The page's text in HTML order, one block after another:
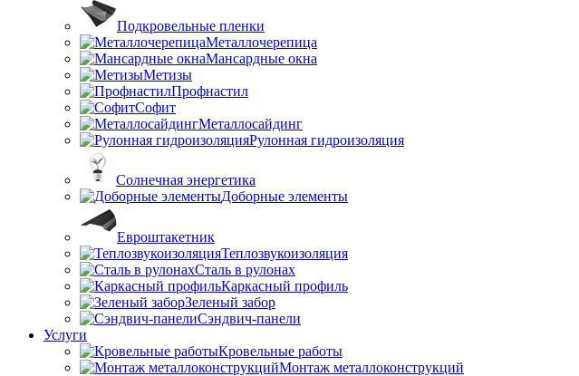
Подкровельные пленки
Металлочерепица
Мансардные окна
Метизы
Профнастил
Софит
Металлосайдинг
Рулонная гидроизоляция
Солнечная энергетика
Доборные элементы
Евроштакетник
Теплозвукоизоляция
Сталь в рулонах
Каркасный профиль
Зеленый забор
Сэндвич-панели
Услуги
Кровельные работы
Монтаж металлоконструкций